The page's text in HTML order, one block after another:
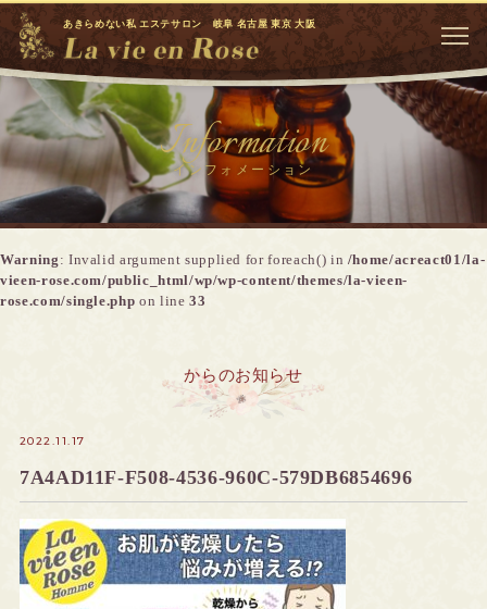
あきらめない私 エステサロン 岐阜 名古屋 東京 大阪
Information
インフォメーション
Warning : Invalid argument supplied for foreach() in /home/acreact01/la-
vieen-rose.com/public_html/wp/wp-content/themes/la-vieen-
rose.com/single.php on line33
からのお知らせ
2022.11.17
7A4AD11F-F508-4536-960C-579DB6854696